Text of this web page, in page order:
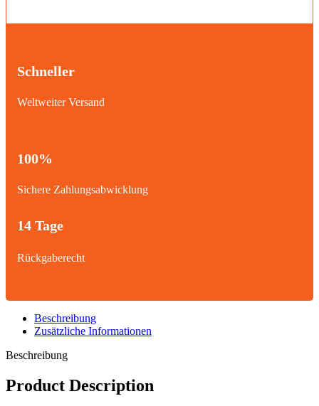
Schneller
Weltweiter Versand
100%
Sichere Zahlungsabwicklung
14 Tage
Rückgaberecht
Beschreibung
Zusätzliche Informationen
Beschreibung
Product Description